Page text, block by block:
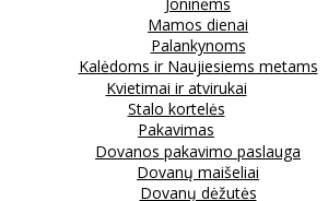
Mamos dienai
Palankynoms
Kalėdoms ir Naujiesiems metams
Kvietimai ir atvirukai
Stalo kortelės
Pakavimas
Dovanos pakavimo paslauga
Dovanų maišeliai
Dovanų dėžutės